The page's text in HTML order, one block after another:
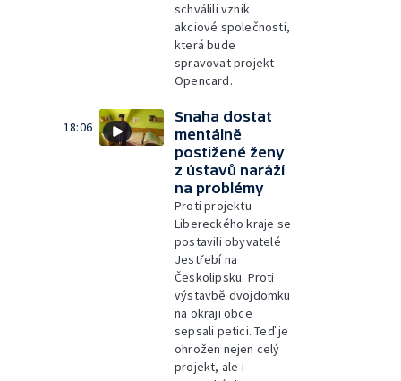
schválili vznik
akciové společnosti,
která bude
spravovat projekt
Opencard.
18:06
Snaha dostat
mentálně
postižené ženy
z ústavů naráží
na problémy
Proti projektu
Libereckého kraje se
postavili obyvatelé
Jestřebí na
Českolipsku. Proti
výstavbě dvojdomku
na okraji obce
sepsali petici. Teď je
ohrožen nejen celý
projekt, ale i